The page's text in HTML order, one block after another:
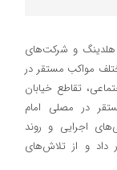
هلدینگ و شرکت‌های
مواکب مستقر در
تقاطع خیابان
در مصلی امام
اجرایی و روند
داد و از تلاش‌های